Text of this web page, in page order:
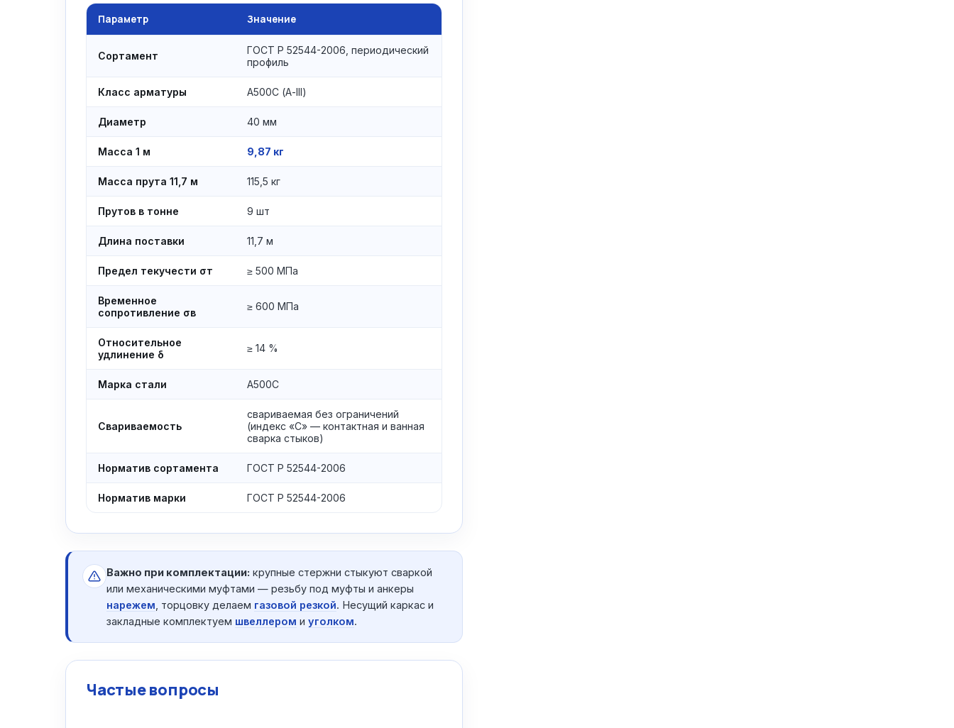
Параметр Значение
Сортамент
ГОСТ Р 52544-2006, периодический
профиль
Класс арматуры А500С (А-III)
Диаметр 40 мм
Масса 1 м 9,87 кг
Масса прута 11,7 м 115,5 кг
Прутов в тонне 9 шт
Длина поставки 11,7 м
Предел текучести σт ≥ 500 МПа
Временное
сопротивление σв
≥ 600 МПа
Относительное
удлинение δ
≥ 14 %
Марка стали А500С
Свариваемость
свариваемая без ограничений
(индекс «С» — контактная и ванная
сварка стыков)
Норматив сортамента ГОСТ Р 52544-2006
Норматив марки ГОСТ Р 52544-2006
Важно при комплектации: крупные стержни стыкуют сваркой
или механическими муфтами — резьбу под муфты и анкеры
нарежем , торцовку делаем газовой резкой. Несущий каркас и
закладные комплектуем швеллером и уголком.
Частые вопросы